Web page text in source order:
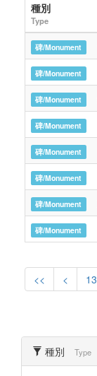
種別
Type
碑/Monument
碑/Monument
碑/Monument
碑/Monument
碑/Monument
碑/Monument
碑/Monument
碑/Monument
<< < 13
種別 Type